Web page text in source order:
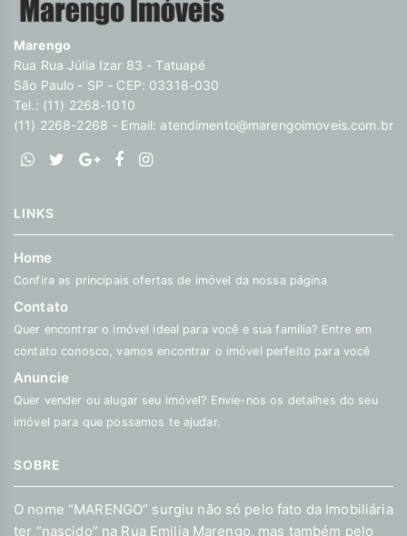
Marengo
Rua Rua Júlia Izar 83 - Tatuapé
São Paulo - SP - CEP: 03318-030
Tel.: (11) 2268-1010
(11) 2268-2268 - Email: atendimento@marengoimoveis.com.br
LINKS
Home
Confira as principais ofertas de imóvel da nossa página
Contato
Quer encontrar o imóvel ideal para você e sua família? Entre em
contato conosco, vamos encontrar o imóvel perfeito para você
Anuncie
Quer vender ou alugar seu imóvel? Envie-nos os detalhes do seu
imóvel para que possamos te ajudar.
SOBRE
O nome “MARENGO” surgiu não só pelo fato da Imobiliária
ter “nascido” na Rua Emilia Marengo, mas também pelo